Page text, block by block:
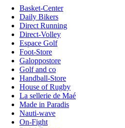
Basket-Center
Daily Bikers
Direct Running
Direct-Volley
Espace Golf
Foot-Store
Galoppostore
Golf and co
Handball-Store
House of Rugby
La sellerie de Maé
Made in Paradis
Nauti-wave
On-Fight